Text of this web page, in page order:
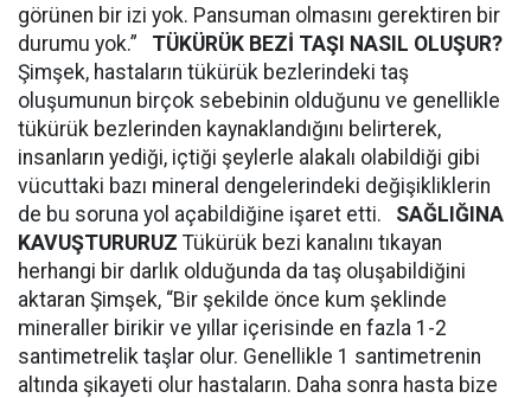
görünen bir izi yok. Pansuman olmasını gerektiren bir
durumu yok.” TÜKÜRÜK BEZİ TAŞI NASIL OLUŞUR?
Şimşek, hastaların tükürük bezlerindeki taş
oluşumunun birçok sebebinin olduğunu ve genellikle
tükürük bezlerinden kaynaklandığını belirterek,
insanların yediği, içtiği şeylerle alakalı olabildiği gibi
vücuttaki bazı mineral dengelerindeki değişikliklerin
de bu soruna yol açabildiğine işaret etti. SAĞLIĞINA
KAVUŞTURURUZ Tükürük bezi kanalını tıkayan
herhangi bir darlık olduğunda da taş oluşabildiğini
aktaran Şimşek, “Bir şekilde önce kum şeklinde
mineraller birikir ve yıllar içerisinde en fazla 1-2
santimetrelik taşlar olur. Genellikle 1 santimetrenin
altında şikayeti olur hastaların. Daha sonra hasta bize